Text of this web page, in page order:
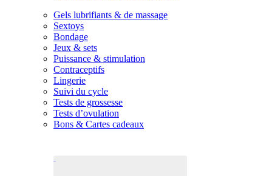
Gels lubrifiants & de massage
Sextoys
Bondage
Jeux & sets
Puissance & stimulation
Contraceptifs
Lingerie
Suivi du cycle
Tests de grossesse
Tests d’ovulation
Bons & Cartes cadeaux